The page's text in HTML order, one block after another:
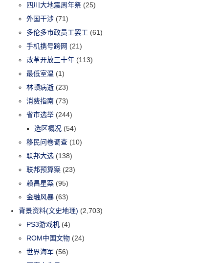
四川大地震周年祭 (25)
外国干涉 (71)
多伦多市政员工罢工 (61)
手机携号跨网 (21)
改革开放三十年 (113)
最低室温 (1)
林顿病逝 (23)
消费指南 (73)
省市选举 (244)
选区概况 (54)
移民问卷调查 (10)
联邦大选 (138)
联邦预算案 (23)
赖昌星案 (95)
金融风暴 (63)
背景资料(文史地理) (2,703)
PS3游戏机 (4)
ROM中国文物 (24)
世界海军 (56)